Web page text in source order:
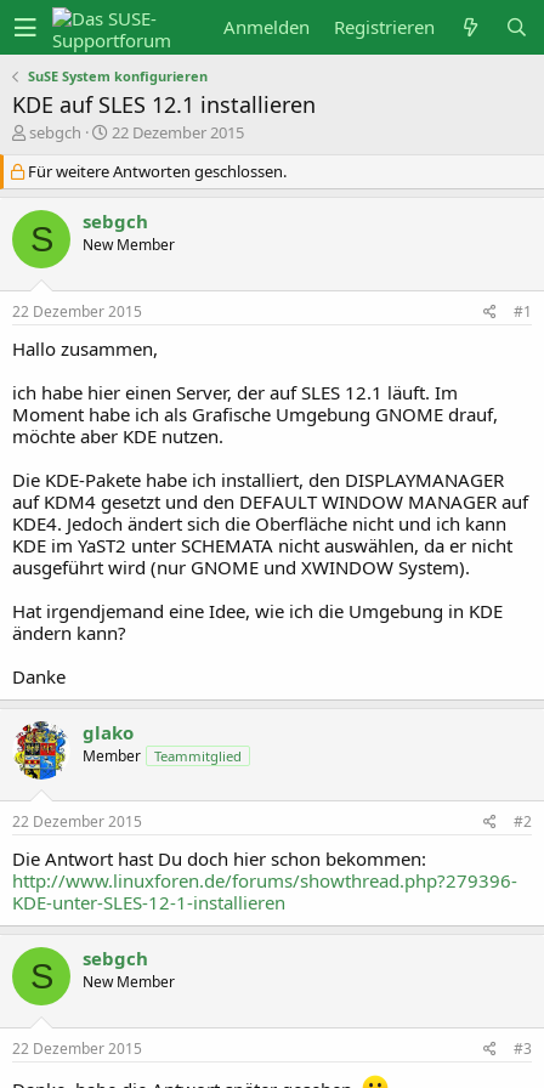
Anmelden Registrieren
SuSE System konfigurieren
KDE auf SLES 12.1 installieren
E
s
t
sebgch
E
s
t
l
l
m
22 Dezember 2015
Für weitere Antworten geschlossen.
S sebgch
New Member
22 Dezember 2015 #1
Hallo zusammen,
ich habe hier einen Server, der auf SLES 12.1 läuft. Im
Moment habe ich als Grafische Umgebung GNOME drauf,
möchte aber KDE nutzen.
Die KDE-Pakete habe ich installiert, den DISPLAYMANAGER
auf KDM4 gesetzt und den DEFAULT WINDOW MANAGER auf
KDE4. Jedoch ändert sich die Oberfläche nicht und ich kann
KDE im YaST2 unter SCHEMATA nicht auswählen, da er nicht
ausgeführt wird (nur GNOME und XWINDOW System).
Hat irgendjemand eine Idee, wie ich die Umgebung in KDE
ändern kann?
Danke
glako
Member Teammitglied
22 Dezember 2015 #2
Die Antwort hast Du doch hier schon bekommen:
http://www.linuxforen.de/forums/showthread.php?279396-
KDE-unter-SLES-12-1-installieren
S sebgch
New Member
22 Dezember 2015 #3